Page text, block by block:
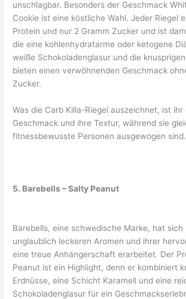
unschlagbar. Besonders der Geschmack
Cookie ist eine köstliche Wahl. Jeder Riegel
Protein und nur 2 Gramm Zucker und ist
die eine kohlenhydratarme oder ketogene
weiße Schokoladenglasur und die
bieten einen verwöhnenden Geschmack
Zucker.
Was die Carb Killa-Riegel auszeichnet, ist
Geschmack und ihre Textur, während sie
fitnessbewusste Personen ausgewogen sind.
5. Barebells – Salty Peanut
Barebells, eine schwedische Marke, hat sich
unglaublich leckeren Aromen und ihrer
eine treue Anhängerschaft erarbeitet. Der
Peanut ist ein Highlight, denn er kombiniert
Erdnüsse, eine Schicht Karamell und eine
Schokoladenglasur für ein